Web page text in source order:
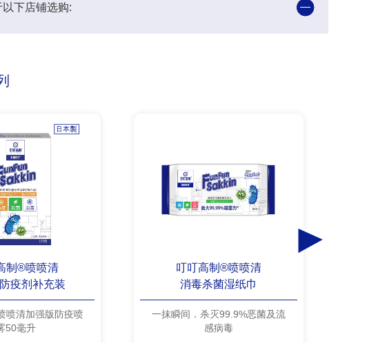
以下店铺选购:
制®喷喷清
疫剂补充装
喷清加强版防疫喷
50毫升
叮叮高制®喷喷清
消毒杀菌湿纸巾
一抹瞬间．杀灭99.9%恶菌及流
感病毒